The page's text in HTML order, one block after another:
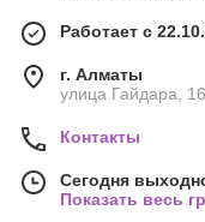
Работает с
г. Алматы
улица Гайдара,
Контакты
Сегодня
Показать весь